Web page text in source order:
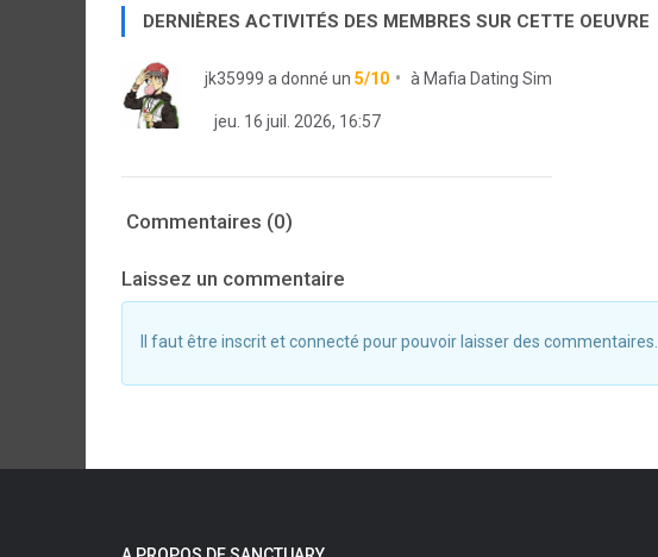
DERNIÈRES ACTIVITÉS DES MEMBRES SUR CETTE OEUVRE
jk35999 a donné un 5/10 à Mafia Dating Sim
jeu. 16 juil. 2026, 16:57
Commentaires (0)
Laissez un commentaire
Il faut être inscrit et connecté pour pouvoir laisser des commentaires.